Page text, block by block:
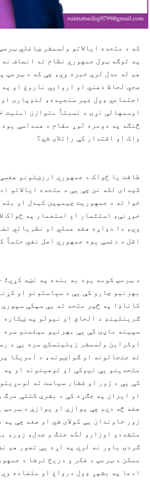
که د متحده ایالاتو ولسمشر ښاغلي
په توګه ټول جمهوري نظام ته انصاف
هم له عدل لرې خبره وي، چې که د ټرمپ
صحي لحاظ ذهني او اروایي ناروغ او په
اجتماعي ډول غېر سنجیده، لنډپاری او
اوسمهالې نړۍ د نسبتاً متوازن امنیت
څنګه په دومره لوړ مقام د همداسې
واک او اقتدار کې راتلای شي؟
طاقت یا ځواک د جمهوري ارزښتونو
کېدای لکه نن چې یې د متحده ایالاتو
خوا ته د جمهوریت چیمپین کېدل او
خوړنې، استثمار او استعمار په ځواک
وي، دا دواړه هغه عملي او نظریاتي
اقل د دغسې یوه جمهوري اصل نفي حتماً
د ټرمپ کومه یوه به بنده په نښه کړي؛
بهرنیو چارو کې یې د سیاستونو او
کاناډا په څېر متحد ته یې سپکې سپورې
ګرینلېنډ د الحاق او نیولو په ښکاره
سپینه ماڼۍ کې یې بهرنیو مېلمنو سره
اوکراین ولسمشر زېلېنسکي سره یې د
ته جنجالونه او ګواښونه، د امریکا
متحدینو یې نیوکې او توهینونه او په
کې یې د زور او فشار سیاست ته
او ایران په جګړه کې د بشرې کتلې مرګ
هغه څه دي، چې یوازې او یوازې د ټرمپ
زور خاوندان یې کولای شي او هغه چې په
متشددو اوزارو لکه جنګ و جدل، زور،
ګردۍ باور نه لري په اړه یې تصور هم
ممکن د ټرمپ د فکر و دریځ ترشا د
ادعا په بشپړ ډول درواغ او متضاده